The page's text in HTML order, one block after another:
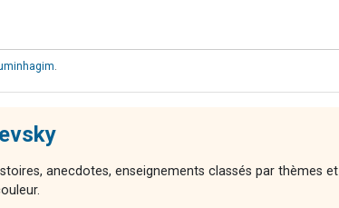
anecdotes, enseignements classés par thèmes et